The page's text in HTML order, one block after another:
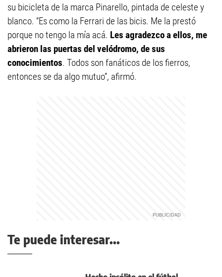
su bicicleta de la marca Pinarello, pintada de celeste y
blanco. “Es como la Ferrari de las bicis. Me la prestó
porque no tengo la mía acá. Les agradezco a ellos, me
abrieron las puertas del velódromo, de sus
conocimientos. Todos son fanáticos de los fierros,
entonces se da algo mutuo”, afirmó.
Te puede interesar...